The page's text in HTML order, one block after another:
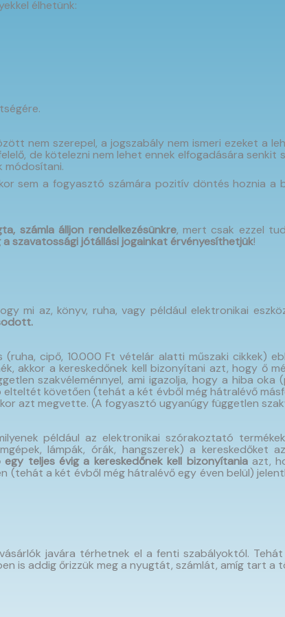
élhetünk:
nem szerepel, a jogszabály nem ismeri ezeket a
de kötelezni nem lehet ennek elfogadására senkit
módosítani.
sem a fogyasztó számára pozitív döntés hoznia a
számlaálljon rendelkezésünkre, mert csak ezzel
a szavatossági jótállási jogainkat érvényesíthetjük!
mi az, könyv, ruha, vagy például elektronikai
cipő, 10.000 Ft vételár alatti műszaki cikkek)
akkor a kereskedőnek kell bizonyítani azt, hogy ő
szakvéleménnyel, ami igazolja, hogy a hiba
követően (tehát a két évből még hátralévő
azt megvette. (A fogyasztó ugyanúgy független
például az elektronikai szórakoztató
lámpák, órák, hangszerek) a kereskedőket
egy teljes évig a kereskedőnek kell bizonyítaniaazt,
a két évből még hátralévő egy éven belül)
javára térhetnek el a fenti szabályoktól.
is addig őrizzük meg a nyugtát, számlát, amíg tart